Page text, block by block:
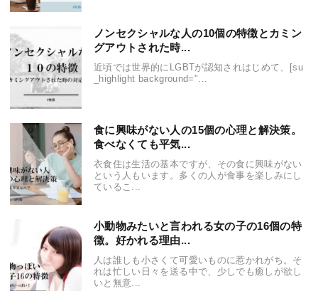
ノンセクシャルな人の10個の特徴とカミン
グアウトされた時...
近頃では世界的にLGBTが認知されはじめて、[su
_highlight background="...
食に興味がない人の15個の心理と解決策。
食べなくても平気...
衣食住は生活の基本ですが、その食に興味がない
という人もいます。多くの人が食事を楽しみにし
ているこ...
小動物みたいと言われる女の子の16個の特
徴。好かれる理由...
人は誰しも小さくて可愛いものに惹かれがち。そ
れは忙しい日々を送る中で、少しでも癒しが欲し
いと無意...